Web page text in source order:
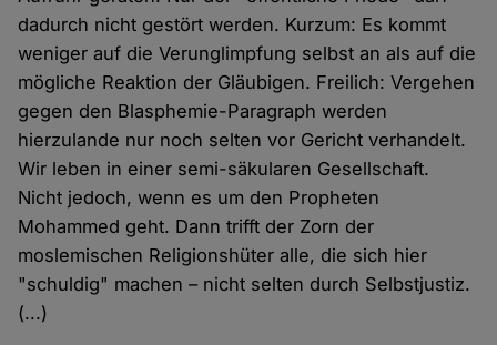
dadurch nicht gestört werden. Kurzum: Es kommt
weniger auf die Verunglimpfung selbst an als auf die
mögliche Reaktion der Gläubigen. Freilich: Vergehen
gegen den Blasphemie-Paragraph werden
hierzulande nur noch selten vor Gericht verhandelt.
Wir leben in einer semi-säkularen Gesellschaft.
Nicht jedoch, wenn es um den Propheten
Mohammed geht. Dann trifft der Zorn der
moslemischen Religionshüter alle, die sich hier
"schuldig" machen – nicht selten durch Selbstjustiz.
(...)